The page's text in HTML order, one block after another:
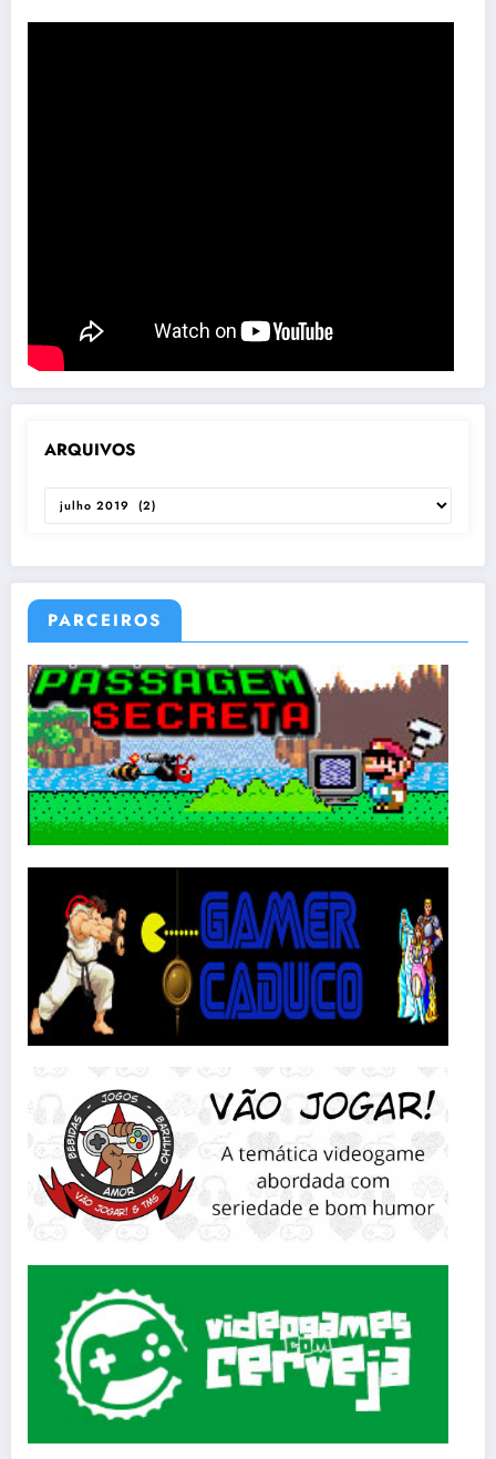
ARQUIVOS
ARQUIVOS
PARCEIROS